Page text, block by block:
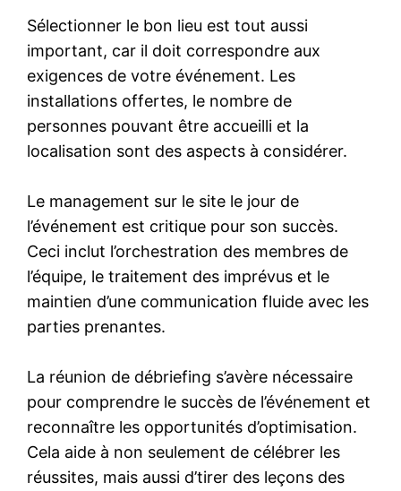
Sélectionner le bon lieu est tout aussi
important, car il doit correspondre aux
exigences de votre événement. Les
installations offertes, le nombre de
personnes pouvant être accueilli et la
localisation sont des aspects à considérer.
Le management sur le site le jour de
l’événement est critique pour son succès.
Ceci inclut l’orchestration des membres de
l’équipe, le traitement des imprévus et le
maintien d’une communication fluide avec les
parties prenantes.
La réunion de débriefing s’avère nécessaire
pour comprendre le succès de l’événement et
reconnaître les opportunités d’optimisation.
Cela aide à non seulement de célébrer les
réussites, mais aussi d’tirer des leçons des